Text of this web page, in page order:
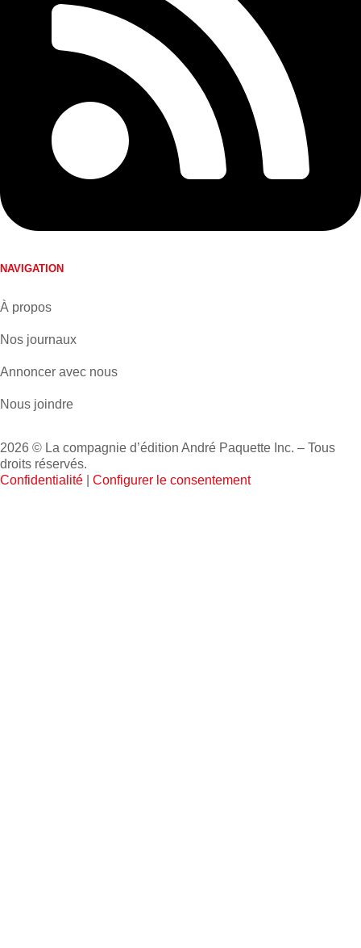
NAVIGATION
À propos
Nos journaux
Annoncer avec nous
Nous joindre
2026 © La compagnie d’édition André Paquette Inc. – Tous
droits réservés.
Confidentialité
Configurer le consentement